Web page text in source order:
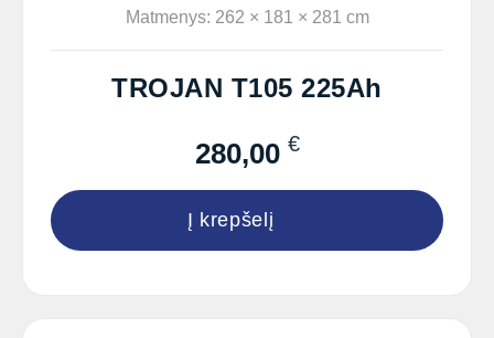
Matmenys: 262 × 181 × 281 cm
TROJAN T105 225Ah
280,00 €
Į krepšelį